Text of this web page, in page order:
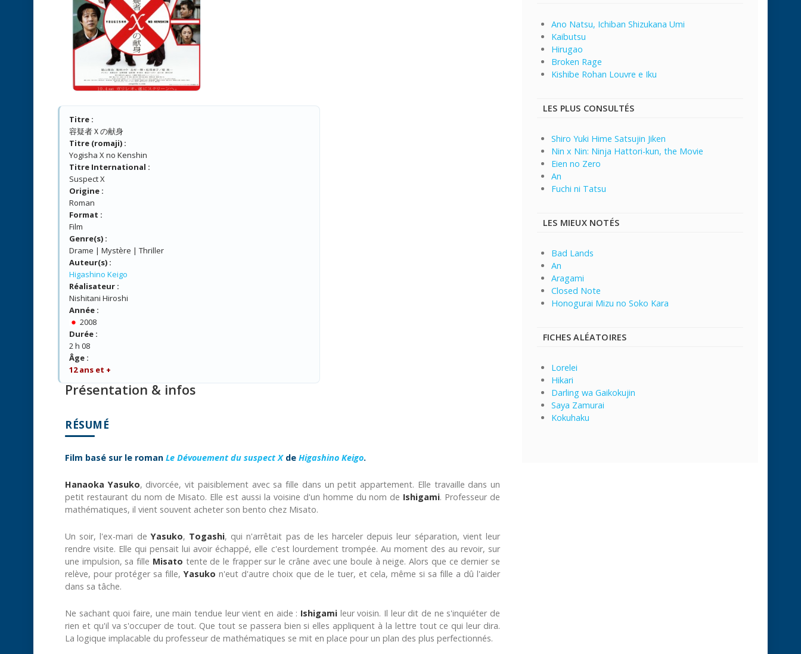
Titre :
容疑者Ｘの献身
Titre (romaji) :
Yogisha X no Kenshin
Titre International :
Suspect X
Origine :
Roman
Format :
Film
Genre(s) :
Drame | Mystère | Thriller
Auteur(s) :
Higashino Keigo
Réalisateur :
Nishitani Hiroshi
Année :
2008
Durée :
2 h 08
Âge :
12 ans et +
Présentation & infos
RÉSUMÉ
Film basé sur le roman Le Dévouement du suspect Xde Higashino Keigo.
Hanaoka Yasuko, divorcée, vit paisiblement avec sa fille dans un petit appartement. Elle travaille dans un
petit restaurant du nom de Misato. Elle est aussi la voisine d'un homme du nom de Ishigami. Professeur de
mathématiques, il vient souvent acheter son bento chez Misato.
Un soir, l'ex-mari deYasuko, Togashi, qui n'arrêtait pas de les harceler depuis leur séparation, vient leur
rendre visite. Elle qui pensait lui avoir échappé, elle c'est lourdement trompée. Au moment des au revoir, sur
une impulsion, sa fille Misato tente de le frapper sur le crâne avec une boule à neige. Alors que ce dernier se
relève, pour protéger sa fille,Yasuko n'eut d'autre choix que de le tuer, et cela, même si sa fille a dû l'aider
dans sa tâche.
Ne sachant quoi faire, une main tendue leur vient en aide : Ishigami leur voisin. Il leur dit de ne s'inquiéter de
rien et qu'il va s'occuper de tout. Que tout se passera bien si elles appliquent à la lettre tout ce qui leur dira.
La logique implacable du professeur de mathématiques se mit en place pour un plan des plus perfectionnés.
Ano Natsu, Ichiban Shizukana Umi
Kaibutsu
Hirugao
Broken Rage
Kishibe Rohan Louvre e Iku
LES PLUS CONSULTÉS
Shiro Yuki Hime Satsujin Jiken
Nin x Nin: Ninja Hattori-kun, the Movie
Eien no Zero
An
Fuchi ni Tatsu
LES MIEUX NOTÉS
Bad Lands
An
Aragami
Closed Note
Honogurai Mizu no Soko Kara
FICHES ALÉATOIRES
Lorelei
Hikari
Darling wa Gaikokujin
Saya Zamurai
Kokuhaku